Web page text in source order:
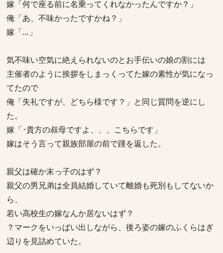
嫁「何で座る前に名乗ってくれなかったんですか？」
俺「あ、不味かったですかね？」
嫁「…」
気不味い空気に絶えられないのとお手伝いの娘の割には
主催者のように挨拶をしまっくってた嫁の素性が気になっ
てたので
俺「失礼ですが、どちら様です？」と同じ質問を逆にし
た。
嫁「･貴方の叔母ですよ、、、こちらです」
嫁はそう言って親族部屋の前で踵を返した。
親父は確か末っ子のはず？
親父の男兄弟は全員結婚していて離婚も死別もしてないか
ら、
若い高校生の嫁なんか居ないはず？
？マークをいっぱい出しながら、後ろ姿の嫁のふくらはぎ
辺りを見詰めていた。